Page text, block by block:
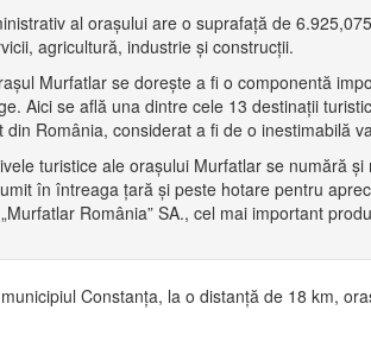
al oraşului are o suprafaţă de
agricultură, industrie şi construcţii.
Murfatlar se doreşte a fi o componentă
Aici se află una dintre cele 13 destinaţii
din România, considerat a fi de o inestimabilă
turistice ale oraşului Murfatlar se numără
în întreaga ţară şi peste hotare pentru
România” SA., cel mai important
Constanţa, la o distanţă de 18 km,